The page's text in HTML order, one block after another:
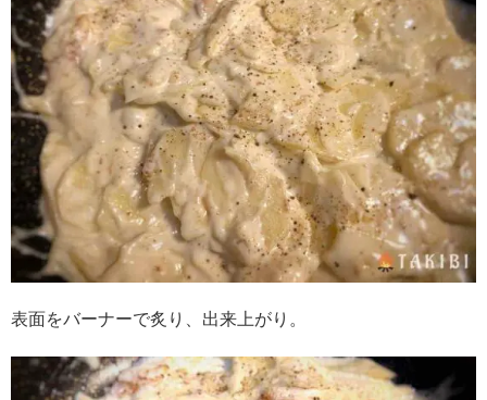
表面をバーナーで炙り、出来上がり。